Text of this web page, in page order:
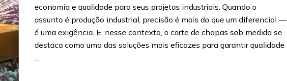
economia e qualidade para seus projetos industriais. Quando o
assunto é produção industrial, precisão é mais do que um diferencial —
é uma exigência. E, nesse contexto, o corte de chapas sob medida se
destaca como uma das soluções mais eficazes para garantir qualidade
…